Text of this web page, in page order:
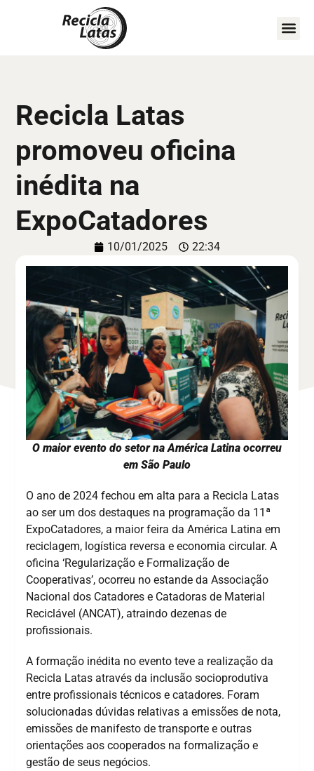
Recicla Latas
promoveu oficina
inédita na
ExpoCatadores
10/01/2025 22:34
O maior evento do setor na América Latina ocorreu
em São Paulo
O ano de 2024 fechou em alta para a Recicla Latas
ao ser um dos destaques na programação da 11ª
ExpoCatadores, a maior feira da América Latina em
reciclagem, logística reversa e economia circular. A
oficina ‘Regularização e Formalização de
Cooperativas’, ocorreu no estande da Associação
Nacional dos Catadores e Catadoras de Material
Reciclável (ANCAT), atraindo dezenas de
profissionais.
A formação inédita no evento teve a realização da
Recicla Latas através da inclusão socioprodutiva
entre profissionais técnicos e catadores. Foram
solucionadas dúvidas relativas a emissões de nota,
emissões de manifesto de transporte e outras
orientações aos cooperados na formalização e
gestão de seus negócios.